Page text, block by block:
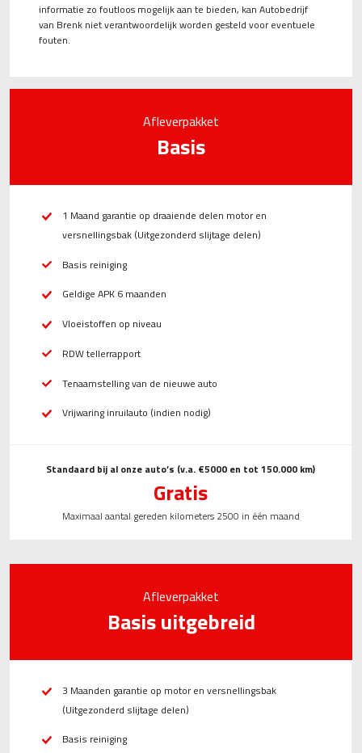
informatie zo foutloos mogelijk aan te bieden, kan Autobedrijf
van Brenk niet verantwoordelijk worden gesteld voor eventuele
fouten.
Afleverpakket
Basis
1 Maand garantie op draaiende delen motor en
versnellingsbak (Uitgezonderd slijtage delen)
Basis reiniging
Geldige APK 6 maanden
Vloeistoffen op niveau
RDW tellerrapport
Tenaamstelling van de nieuwe auto
Vrijwaring inruilauto (indien nodig)
Standaard bij al onze auto’s (v.a. €5000 en tot 150.000 km)
Gratis
Maximaal aantal gereden kilometers 2500 in één maand
Afleverpakket
Basis uitgebreid
3 Maanden garantie op motor en versnellingsbak
(Uitgezonderd slijtage delen)
Basis reiniging